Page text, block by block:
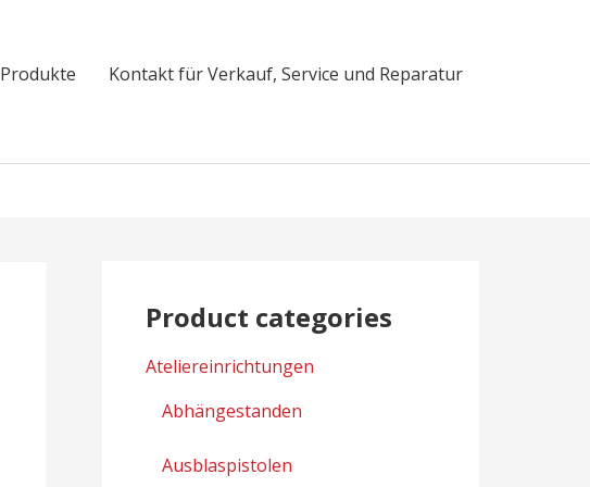
Produkte Kontakt für Verkauf, Service und Reparatur
Product categories
Ateliereinrichtungen
Abhängestanden
Ausblaspistolen